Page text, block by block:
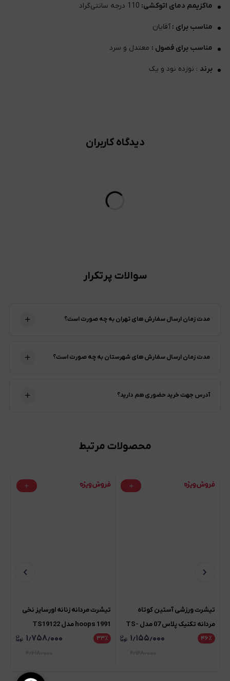
ماکزیمم دمای اتوکشی: 110 درجه سانتی‌گراد
مناسب برای :آقایان
مناسب برای فصول : معتدل و سرد
برند : نوزده نود و یک
دیدگاه کاربران
سوالات پرتکرار
مدت زمان ارسال سفارش های تهران به چه صورت است؟
مدت زمان ارسال سفارش های شهرستان به چه صورت است؟
آدرس جهت خرید حضوری هم دارید؟
محصولات مرتبط
تیشرت ورزشی آستین کوتاه
مردانه تکنیک پلاس 07 مدل TS-
142۴۶٪ ۱٫۱۵۵٫۰۰۰
تیشرت مردانه زنانه اورسایز نخی
1991 hoops مدل TS19122
۳۳٪ ۱٫۷۵۸٫۰۰۰